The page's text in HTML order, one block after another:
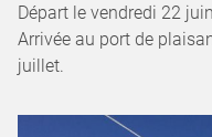
Départ le vendredi 22
Arrivée au port de
juillet.